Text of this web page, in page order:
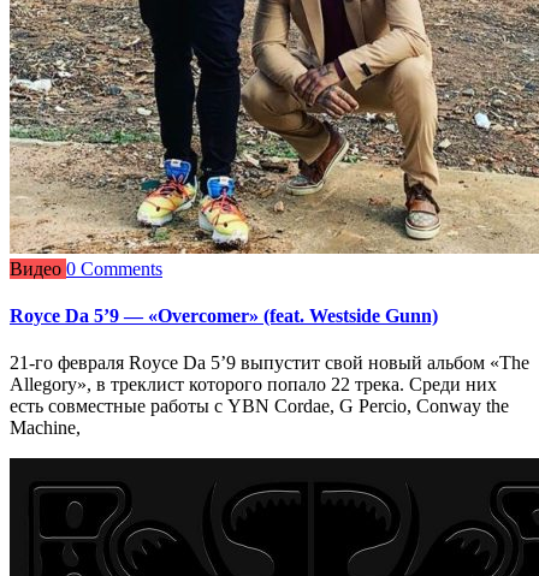
Видео 0 Comments
Royce Da 5’9 — «Overcomer» (feat. Westside Gunn)
21-го февраля Royce Da 5’9 выпустит свой новый альбом «The
Allegory», в треклист которого попало 22 трека. Среди них
есть совместные работы с YBN Cordae, G Percio, Conway the
Machine,